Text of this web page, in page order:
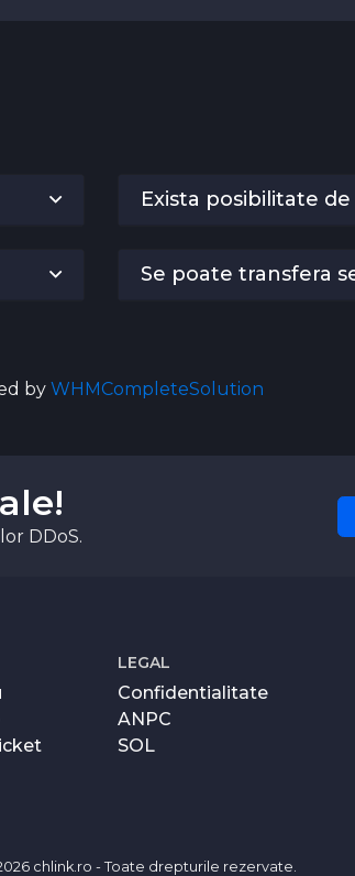
Exista posibilitate
Se poate transfera
by WHMCompleteSolution
DDoS.
LEGAL
Confidentialitate
ANPC
SOL
chlink.ro - Toate drepturile rezervate.